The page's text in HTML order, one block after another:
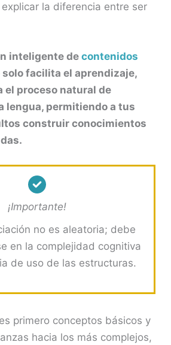
la diferencia entre ser
inteligente decontenidos
solo facilita el aprendizaje,
el proceso natural de
lengua, permitiendo a tus
construir conocimientos
¡Importante!
no es aleatoria; debe
en la complejidad cognitiva
de uso de las estructuras.
primero conceptos básicos y
hacia los más complejos,